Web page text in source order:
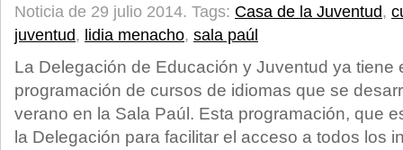
Noticia de 29 julio 2014. Tags: Casa de la Juventud,
juventud, lidia menacho, sala paúl
La Delegación de Educación y Juventud ya tiene
programación de cursos de idiomas que se
verano en la Sala Paúl. Esta programación, que
la Delegación para facilitar el acceso a todos los